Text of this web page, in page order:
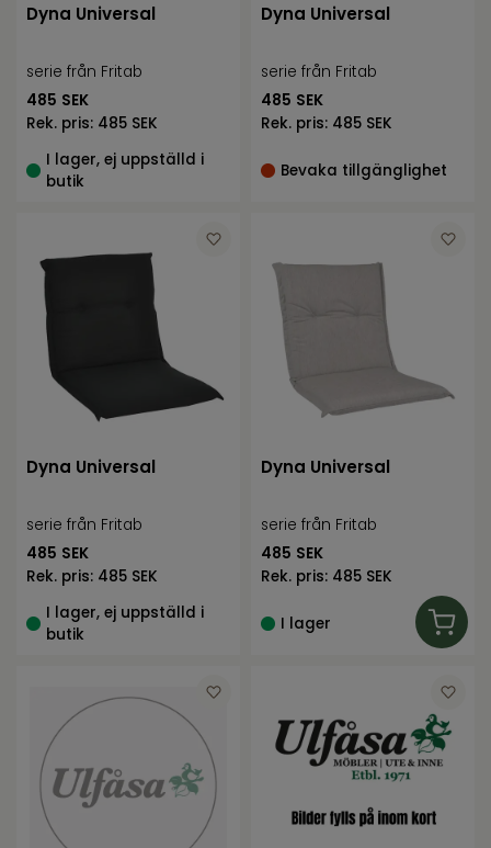
Dyna Universal
serie från Fritab
485 SEK
Rek. pris: 485 SEK
I lager, ej uppställd i
butik
Dyna Universal
serie från Fritab
485 SEK
Rek. pris: 485 SEK
Bevaka tillgänglighet
Dyna Universal
serie från Fritab
485 SEK
Rek. pris: 485 SEK
I lager, ej uppställd i
butik
Dyna Universal
serie från Fritab
485 SEK
Rek. pris: 485 SEK
I lager